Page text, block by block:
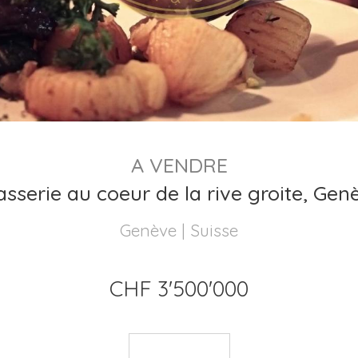
A VENDRE
au coeur de la rive groite,
Genève | Suisse
CHF 3'500'000